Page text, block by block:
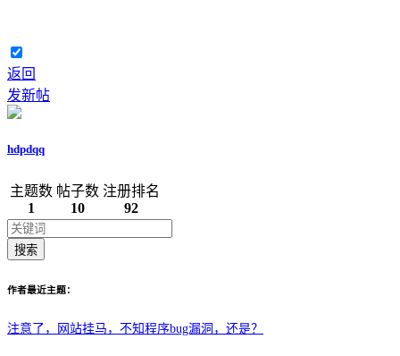
返回
发新帖
hdpdqq
主题数
1
帖子数
10
注册排名
92
搜索
作者最近主题：
注意了，网站挂马，不知程序bug漏洞，还是？